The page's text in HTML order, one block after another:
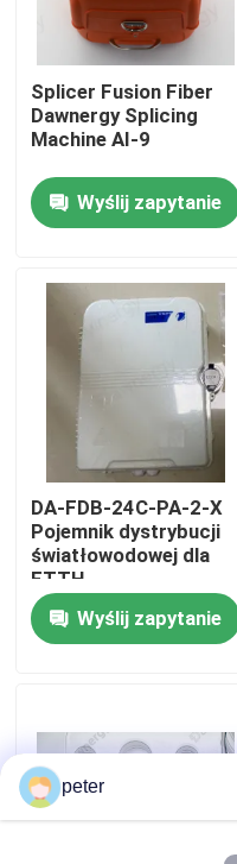
Dom
Filmy
O nas
Wycieczka po fabryce
Kontrola jakości
Skontaktuj się z nami
Wszystkie przypadki
Splicer Fusion Fiber
Dawnergy Splicing
Machine AI-9
Wyślij zapytanie
DA-FDB-24C-PA-2-X
Pojemnik dystrybucji
światłowodowej dla
FTTH
Wyślij zapytanie
peter